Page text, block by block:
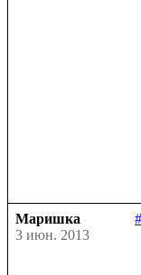
Маришка
#
3 июн. 2013